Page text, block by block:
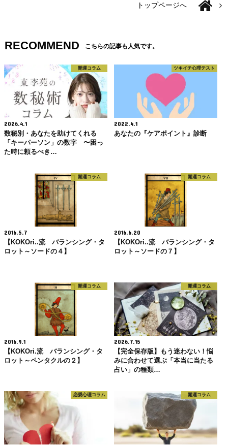
トップページへ
RECOMMEND こちらの記事も人気です。
開運コラム
2026.4.1
数秘別・あなたを助けてくれる
「キーパーソン」の数字 〜困っ
た時に頼るべき…
ツキイチ心理テスト
2022.4.1
あなたの『ケアポイント』診断
開運コラム
2016.5.7
【KOKOri..流 バランシング・タ
ロット～ソードの４】
開運コラム
2016.6.20
【KOKOri..流 バランシング・タ
ロット～ソードの７】
開運コラム
2016.9.1
【KOKOri.流 バランシング・タ
ロット～ペンタクルの２】
開運コラム
2026.7.15
【完全保存版】もう迷わない！悩
みに合わせて選ぶ「本当に当たる
占い」の種類…
恋愛心理コラム 開運コラム